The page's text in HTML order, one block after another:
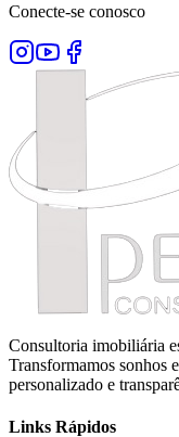
Conecte-se conosco
Consultoria imobiliária
Transformamos sonhos
personalizado e
Links Rápidos